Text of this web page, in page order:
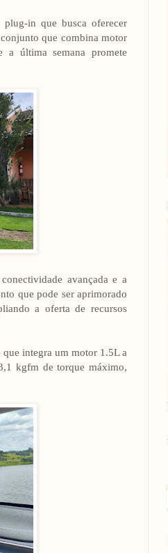
in que busca oferecer
que combina motor
a última semana promete
avançada e a
que pode ser aprimorado
a oferta de recursos
integra um motor 1.5L a
kgfm de torque máximo,